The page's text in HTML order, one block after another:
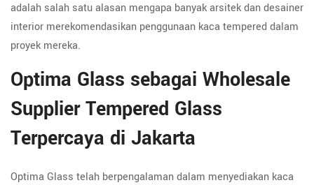
adalah salah satu alasan mengapa banyak arsitek dan desainer
interior merekomendasikan penggunaan kaca tempered dalam
proyek mereka.
Optima Glass sebagai Wholesale
Supplier Tempered Glass
Terpercaya di Jakarta
Optima Glass telah berpengalaman dalam menyediakan kaca